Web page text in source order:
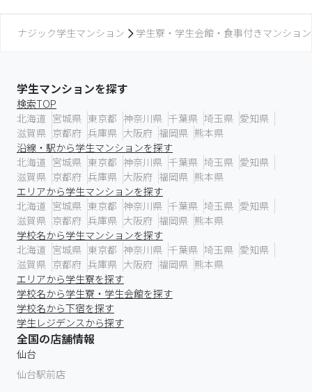
ナジック学生マンション 学生寮・学生会館・食事付きマンショ
学生マンションを探す
検索TOP
北海道 宮城県 東京都 神奈川県 千葉県 埼玉県 愛知県
滋賀県 京都府 兵庫県 大阪府 福岡県 熊本県
沿線・駅から学生マンションを探す
北海道 宮城県 東京都 神奈川県 千葉県 埼玉県 愛知県
滋賀県 京都府 兵庫県 大阪府 福岡県 熊本県
エリアから学生マンションを探す
北海道 宮城県 東京都 神奈川県 千葉県 埼玉県 愛知県
滋賀県 京都府 兵庫県 大阪府 福岡県 熊本県
学校名から学生マンションを探す
北海道 宮城県 東京都 神奈川県 千葉県 埼玉県 愛知県
滋賀県 京都府 兵庫県 大阪府 福岡県 熊本県
エリアから学生寮を探す
学校名から学生寮・学生会館を探す
学校名から下宿を探す
学生レジデンスから探す
全国の店舗情報
仙台
仙台駅前店